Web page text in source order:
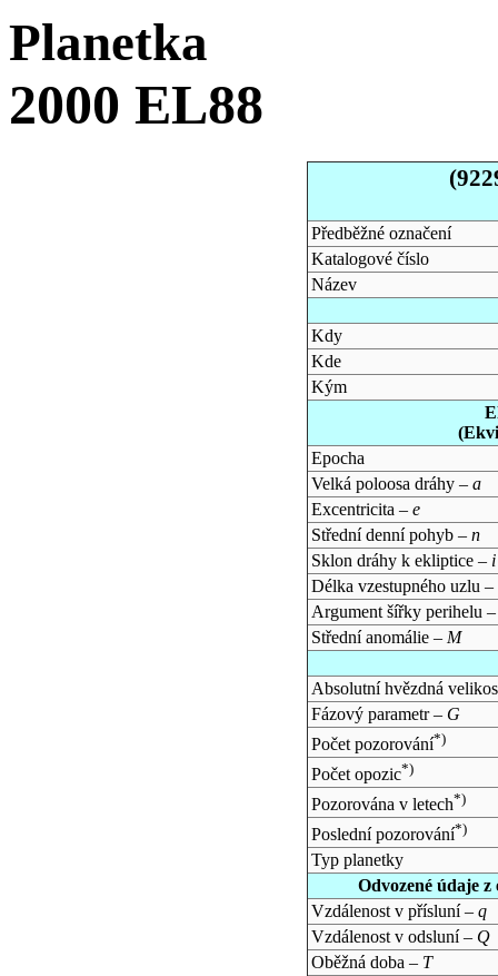
Planetka
2000 EL88
Předběžné označení
Katalogové číslo
Název
Kdy
Kde
Kým
Epocha
Velká poloosa dráhy – a
Excentricita – e
Střední denní pohyb – n
Sklon dráhy k ekliptice – i
Délka vzestupného uzlu –
Argument šířky perihelu
Střední anomálie – M
Absolutní hvězdná
Fázový parametr – G
Počet pozorování*)
Počet opozic*)
Pozorována v letech*)
Poslední pozorování*)
Typ planetky
Odvozené údaje
Vzdálenost v přísluní – q
Vzdálenost v odsluní – Q
Oběžná doba – T